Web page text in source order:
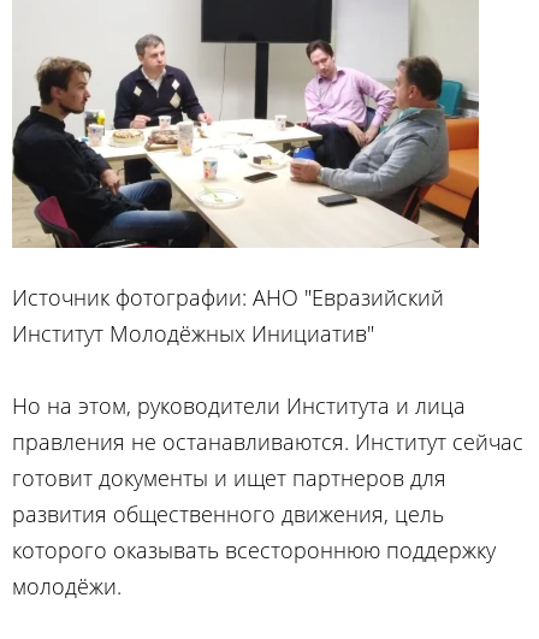
Источник фотографии: АНО "Евразийский
Институт Молодёжных Инициатив"
Но на этом, руководители Института и лица
правления не останавливаются. Институт сейчас
готовит документы и ищет партнеров для
развития общественного движения, цель
которого оказывать всестороннюю поддержку
молодёжи.